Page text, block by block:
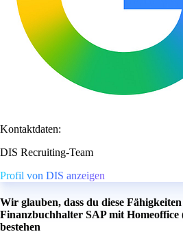
Kontaktdaten:
DIS Recruiting-Team
Profil von DIS anzeigen
Wir glauben, dass du diese
Finanzbuchhalter SAP mit
bestehen